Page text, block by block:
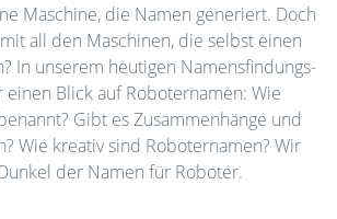
Maschine, die Namen generiert. Doch
all den Maschinen, die selbst einen
In unserem heutigen Namensfindungs-
einen Blick auf Roboternamen: Wie
Gibt es Zusammenhänge und
Wie kreativ sind Roboternamen? Wir
der Namen für Roboter.